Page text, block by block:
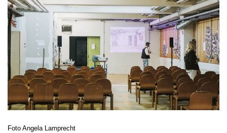
Foto Angela Lamprecht